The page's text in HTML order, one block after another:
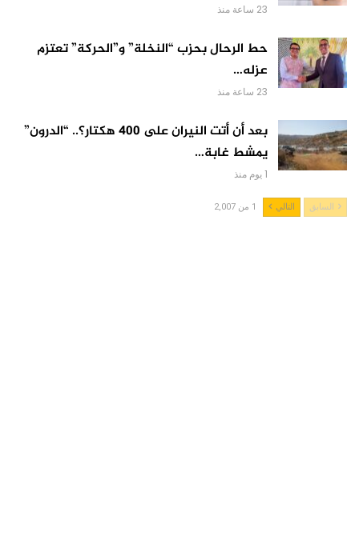
23 ساعة منذ
حط الرحال بحزب “النخلة” و”الحركة” تعتزم
عزله…
23 ساعة منذ
بعد أن أتت النيران على 400 هكتار؟.. “الدرون”
يمشط غابة…
1 يوم منذ
السابق التالي 1 من 2,007